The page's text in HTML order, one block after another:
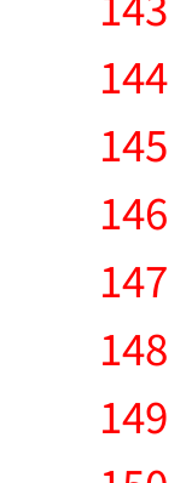
144
145
146
147
148
149